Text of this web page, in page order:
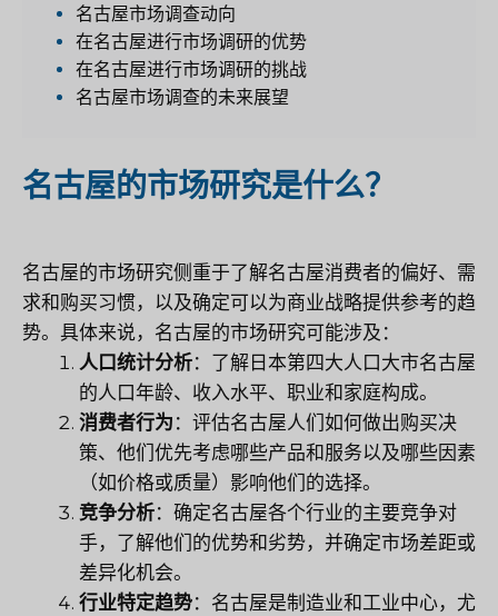
名古屋市场调查动向
在名古屋进行市场调研的优势
在名古屋进行市场调研的挑战
名古屋市场调查的未来展望
名古屋的市场研究是什么？
名古屋的市场研究侧重于了解名古屋消费者的偏好、需
求和购买习惯，以及确定可以为商业战略提供参考的趋
势。具体来说，名古屋的市场研究可能涉及：
人口统计分析：了解日本第四大人口大市名古屋
的人口年龄、收入水平、职业和家庭构成。
消费者行为 ：评估名古屋人们如何做出购买决
策、他们优先考虑哪些产品和服务以及哪些因素
（如价格或质量）影响他们的选择。
竞争分析：确定名古屋各个行业的主要竞争对
手，了解他们的优势和劣势，并确定市场差距或
差异化机会。
行业特定趋势：名古屋是制造业和工业中心，尤